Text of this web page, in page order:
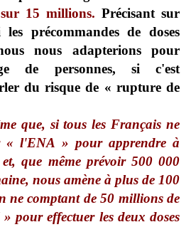
15 millions. Précisant sur
les précommandes de doses
nous adapterions pour
de personnes, si c'est
du risque de « rupture de
que, si tous les Français ne
« l'ENA » pour apprendre à
et, que même prévoir 500 000
nous amène à plus de 100
ne comptant de 50 millions de
» pour effectuer les deux doses